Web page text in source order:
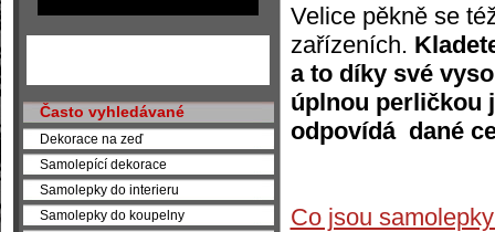
Velice pěkně se
zařízeních.
a to díky své
úplnou perličkou
odpovídá dané
Co jsou
Často vyhledávané
Dekorace na zeď
Samolepící dekorace
Samolepky do interieru
Samolepky do koupelny